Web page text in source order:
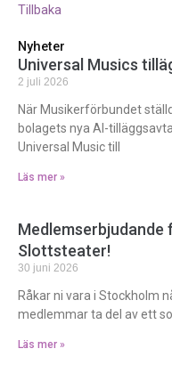
Tillbaka
Nyheter
Universal Musics
2 juli 2026
När Musikerförbundet
bolagets nya AI-
Universal Music till
Läs mer »
Slottsteater!
30 juni 2026
Råkar ni vara i Stockholm
medlemmar ta del av ett
Läs mer »